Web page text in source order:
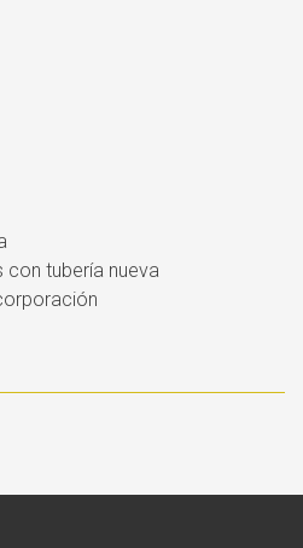
tubería nueva